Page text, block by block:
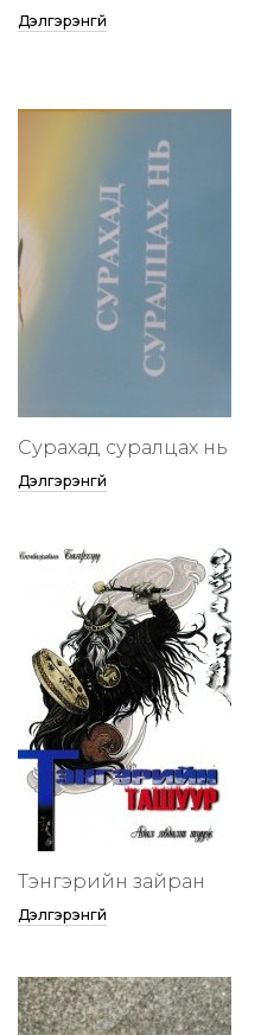
Дэлгэрэнгүй
Сурахад суралцах нь
Дэлгэрэнгүй
Тэнгэрийн зайран
Дэлгэрэнгүй